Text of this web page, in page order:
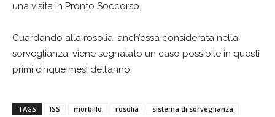
una visita in Pronto Soccorso.
Guardando alla rosolia, anch’essa considerata nella
sorveglianza, viene segnalato un caso possibile in questi
primi cinque mesi dell’anno.
TAGS ISS morbillo rosolia sistema di sorveglianza